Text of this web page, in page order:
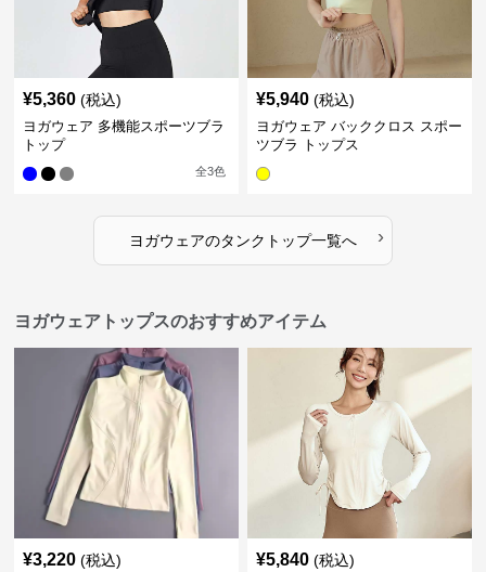
¥5,360 (税込)
ヨガウェア 多機能スポーツブラ
トップ
全3色
¥5,940 (税込)
ヨガウェア バッククロス スポー
ツブラ トップス
ヨガウェアのタンクトップ一覧へ ›
ヨガウェアトップスのおすすめアイテム
¥3,220 (税込) ¥5,840 (税込)